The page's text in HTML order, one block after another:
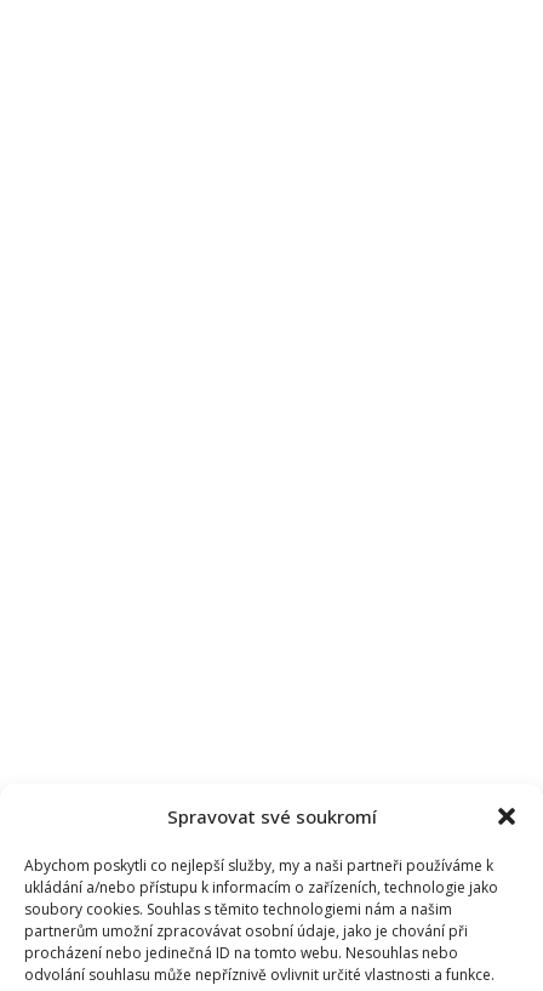
Spravovat své soukromí
Abychom poskytli co nejlepší služby, my a naši partneři používáme k
ukládání a/nebo přístupu k informacím o zařízeních, technologie jako
soubory cookies. Souhlas s těmito technologiemi nám a našim
partnerům umožní zpracovávat osobní údaje, jako je chování při
procházení nebo jedinečná ID na tomto webu. Nesouhlas nebo
odvolání souhlasu může nepříznivě ovlivnit určité vlastnosti a funkce.